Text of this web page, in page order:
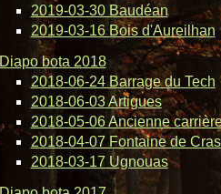
2019-03-30 Baudéan
2019-03-16 Bois d'Aureilhan
Diapo bota 2018
2018-06-24 Barrage du Tech
2018-06-03 Artigues
2018-05-06 Ancienne
2018-04-07 Fontaine de
2018-03-17 Ugnouas